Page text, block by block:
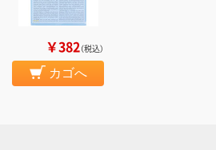
￥382（税込）
カゴへ